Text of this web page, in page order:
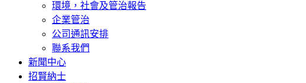
環境，社會及管治報告
企業管治
公司通訊安排
聯系我們
新聞中心
招賢納士